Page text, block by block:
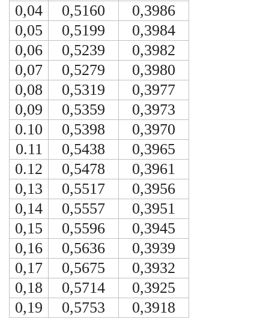
0,04
0,5160
0,3986
0,05
0,5199
0,3984
0,06
0,5239
0,3982
0,07
0,5279
0,3980
0,08
0,5319
0,3977
0,09
0,5359
0,3973
0.10
0,5398
0,3970
0.11
0,5438
0,3965
0.12
0,5478
0,3961
0,13
0,5517
0,3956
0,14
0,5557
0,3951
0,15
0,5596
0,3945
0,16
0,5636
0,3939
0,17
0,5675
0,3932
0,18
0,5714
0,3925
0,19
0,5753
0,3918